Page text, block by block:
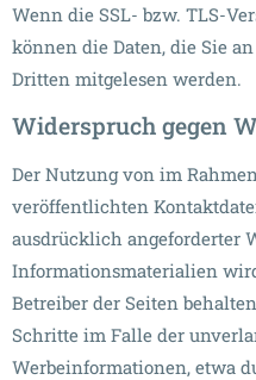
Wenn die SSL- bzw. TLS-
können die Daten, die Sie
Dritten mitgelesen werden.
Widerspruch gegen
Der Nutzung von im
veröffentlichten
ausdrücklich angeforderter
Informationsmaterialien
Betreiber der Seiten
Schritte im Falle der
Werbeinformationen, etwa